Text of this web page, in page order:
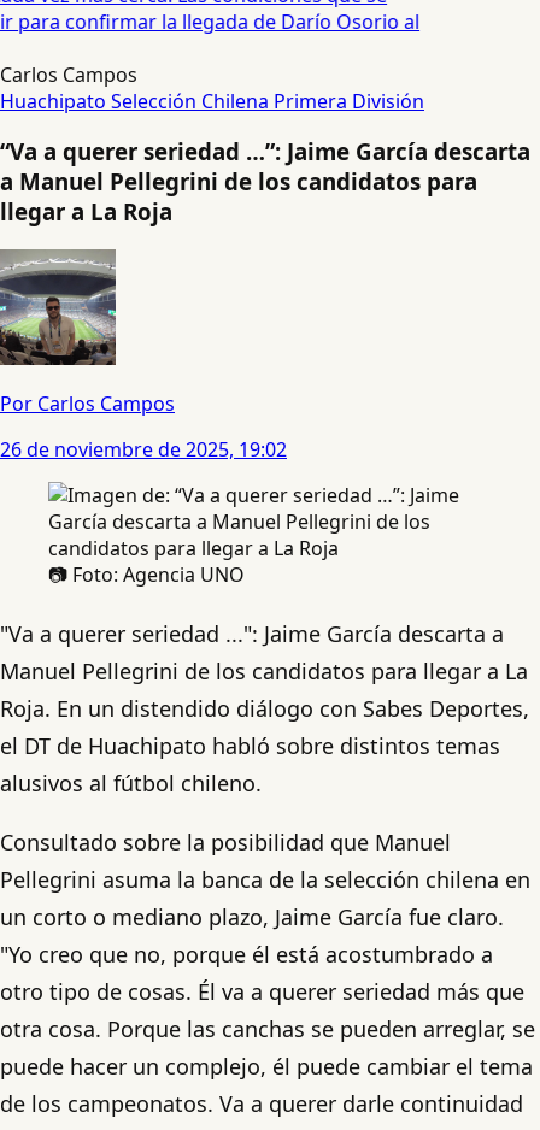
para confirmar la llegada de Darío Osorio al
Carlos Campos
Huachipato Selección Chilena Primera División
“Va a querer seriedad …”: Jaime García descarta
a Manuel Pellegrini de los candidatos para
llegar a La Roja
Por Carlos Campos
26 de noviembre de 2025, 19:02
📷 Foto: Agencia UNO
"Va a querer seriedad ...": Jaime García descarta a
Manuel Pellegrini de los candidatos para llegar a La
Roja. En un distendido diálogo con Sabes Deportes,
el DT de Huachipato habló sobre distintos temas
alusivos al fútbol chileno.
Consultado sobre la posibilidad que Manuel
Pellegrini asuma la banca de la selección chilena en
un corto o mediano plazo, Jaime García fue claro.
"Yo creo que no, porque él está acostumbrado a
otro tipo de cosas. Él va a querer seriedad más que
otra cosa. Porque las canchas se pueden arreglar, se
puede hacer un complejo, él puede cambiar el tema
de los campeonatos. Va a querer darle continuidad